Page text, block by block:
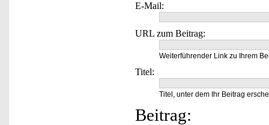
E-Mail:
URL zum Beitrag:
Weiterführender Link zu Ihrem
Titel:
Titel, unter dem Ihr Beitrag
Beitrag: